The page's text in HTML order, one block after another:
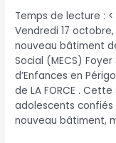
Temps de lecture : <
Vendredi 17
nouveau bâtiment
Social (MECS)
d’Enfances en
de LA FORCE .
adolescents confiés
nouveau bâtiment,